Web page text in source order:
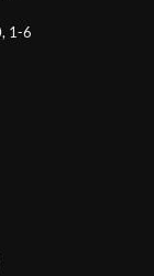
1-6